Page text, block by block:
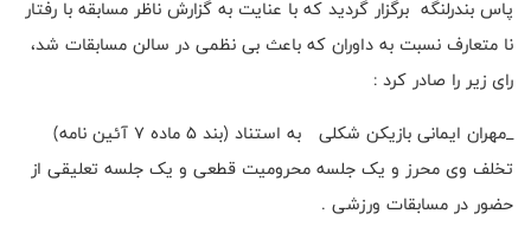
پاس بندرلنگه برگزار گردید که با عنایت به گزارش ناظر مسابقه با رفتار
نا متعارف نسبت به داوران که باعث بی نظمی در سالن مسابقات شد،
رای زیر را صادر کرد :
_مهران ایمانی بازیکن شکلی به استناد (بند 5 ماده 7 آئین نامه)
تخلف وی محرز و یک جلسه محرومیت قطعی و یک جلسه تعلیقی از
حضور در مسابقات ورزشی .